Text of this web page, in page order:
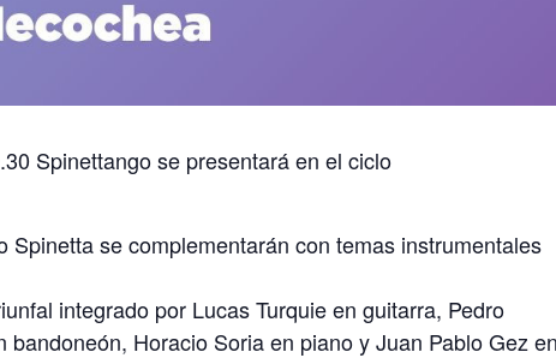
Spinettango se presentará en el ciclo
se complementarán con temas instrumentales
integrado por Lucas Turquie en guitarra, Pedro
Horacio Soria en piano y Juan Pablo Gez en